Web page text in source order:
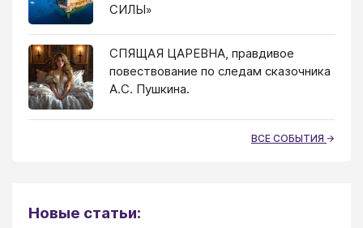
СИЛЫ»
СПЯЩАЯ ЦАРЕВНА, правдивое
повествование по следам сказочника
А.С. Пушкина.
ВСЕ СОБЫТИЯ
Новые статьи: